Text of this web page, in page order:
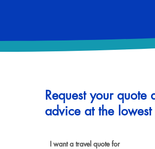
Request your quote
advice at the
I want a travel quote for